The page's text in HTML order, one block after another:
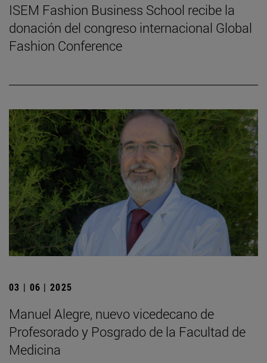
ISEM Fashion Business School recibe la
donación del congreso internacional Global
Fashion Conference
03 | 06 | 2025
Manuel Alegre, nuevo vicedecano de
Profesorado y Posgrado de la Facultad de
Medicina